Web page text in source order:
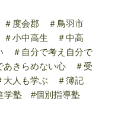
度会郡 ＃鳥羽市
小中高生 ＃中高
＃自分で考え自分で
きらめない心 ＃受
大人も学ぶ ＃簿記
塾 #個別指導塾